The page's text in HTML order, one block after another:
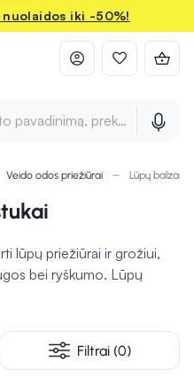
nuolaidos iki -50%!
pavadinimą, prekės ženklą ir
Veido odos priežiūrai Lūpų
lūpų priežiūrai ir grožiui,
bei ryškumo. Lūpų
ir drėkina, o tokie
sviestas ar alavijas,
yra naudojami
naudoti vietoj lūpdažio,
Filtrai (0)